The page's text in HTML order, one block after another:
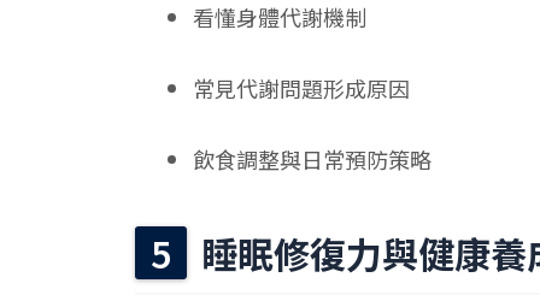
看懂身體代謝機制
常見代謝問題形成原因
飲⻝調整與日常預防策略
睡眠修復力與健康養